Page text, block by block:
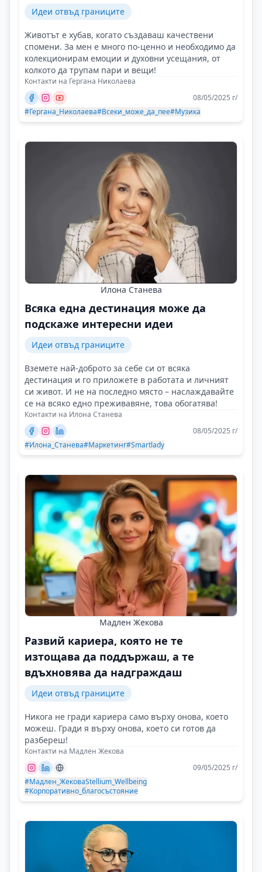
Идеи отвъд границите
Животът е хубав, когато създаваш качествени
спомени. За мен е много по-ценно и необходимо да
колекционирам емоции и духовни усещания, от
колкото да трупам пари и вещи!
Контакти на Гергана Николаева
08/05/2025 г/
#Гергана_Николаева#Всеки_може_да_пее#Музика
Илона Станева
Всяка една дестинация може да
подскаже интересни идеи
Идеи отвъд границите
Вземете най-доброто за себе си от всяка
дестинация и го приложете в работата и личният
си живот. И не на последно място – наслаждавайте
се на всяко едно преживавяне, това обогатява!
Контакти на Илона Станева
08/05/2025 г/
#Илона_Станева#Маркетинг#Smartlady
Мадлен Жекова
Развий кариера, която не те
изтощава да поддържаш, а те
вдъхновява да надграждаш
Идеи отвъд границите
Никога не гради кариера само върху онова, което
можеш. Гради я върху онова, което си готов да
разбереш!
Контакти на Мадлен Жекова
09/05/2025 г/
#Мадлен_ЖековаStellium_Wellbeing
#Корпоративно_благосъстояние